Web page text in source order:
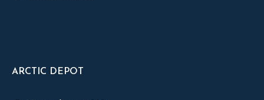
ARCTIC DEPOT